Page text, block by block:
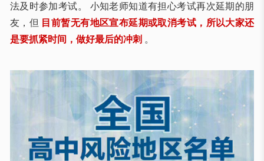
法及时参加考试。 小知老师知道有担心考试再次延期的朋
友，但 目前暂无有地区宣布延期或取消考试，所以大家还
是要抓紧时间，做好最后的冲刺 。